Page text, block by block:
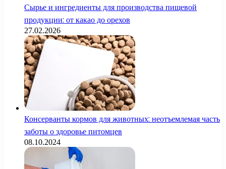
Сырье и ингредиенты для производства пищевой
продукции: от какао до орехов
27.02.2026
Консерванты кормов для животных: неотъемлемая часть
заботы о здоровье питомцев
08.10.2024